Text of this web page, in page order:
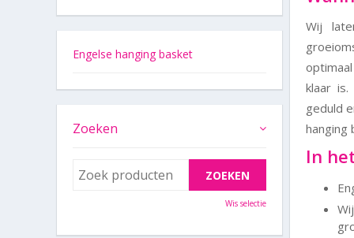
Wij
klaar
geduld
hanging
In
Engelse hanging basket
Zoeken
Wis selectie